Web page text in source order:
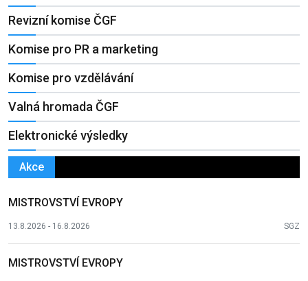
Revizní komise ČGF
Komise pro PR a marketing
Komise pro vzdělávání
Valná hromada ČGF
Elektronické výsledky
Akce
MISTROVSTVÍ EVROPY
13.8.2026 - 16.8.2026 SGZ
MISTROVSTVÍ EVROPY